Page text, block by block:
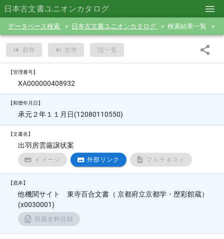
日本古文書ユニオンカタログ
データベース検索 日本古文書ユニオンカタログ 検索結果一覧
前件 次件 一覧
【管理番号】
XA000000408932
【和暦年月日】
承元２年１１月日(12080110550)
【文書名】
出羽房雲厳譲状案
イメージ 外部リンク フルテキスト
【底本】
他機関サイト 東寺百合文書（ 京都府立京都学・歴彩館蔵）
(x0030001)
所蔵史料目録